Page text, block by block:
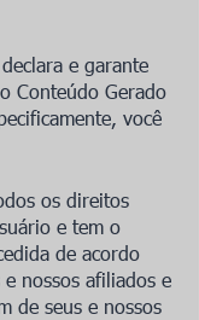
e garante
Conteúdo Gerado
você
os direitos
e tem o
de acordo
nossos afiliados e
de seus e nossos